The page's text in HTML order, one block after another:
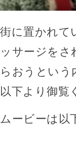
街に置かれて
ッサージをさ
らおうとい
以下より御覧
ムービーは以